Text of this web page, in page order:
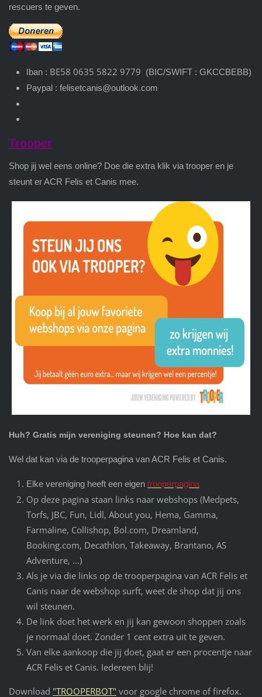
rescuers te geven.
Iban : BE58 0635 5822 9779 (BIC/SWIFT : GKCCBEBB)
Paypal : felisetcanis@outlook.com
Trooper
Shop jij wel eens online? Doe die extra klik via trooper en je
steunt er ACR Felis et Canis mee.
Huh? Gratis mijn vereniging steunen? Hoe kan dat?
Wel dat kan via de trooperpagina van ACR Felis et Canis.
Elke vereniging heeft een eigen trooperpagina
Op deze pagina staan links naar webshops (Medpets,
Torfs, JBC, Fun, Lidl, About you, Hema, Gamma,
Farmaline, Collishop, Bol.com, Dreamland,
Booking.com, Decathlon, Takeaway, Brantano, AS
Adventure, ...)
Als je via die links op de trooperpagina van ACR Felis et
Canis naar de webshop surft, weet de shop dat jij ons
wil steunen.
De link doet het werk en jij kan gewoon shoppen zoals
je normaal doet. Zonder 1 cent extra uit te geven.
Van elke aankoop die jij doet, gaat er een procentje naar
ACR Felis et Canis. Iedereen blij!
Download "TROOPERBOT" voor google chrome of firefox.